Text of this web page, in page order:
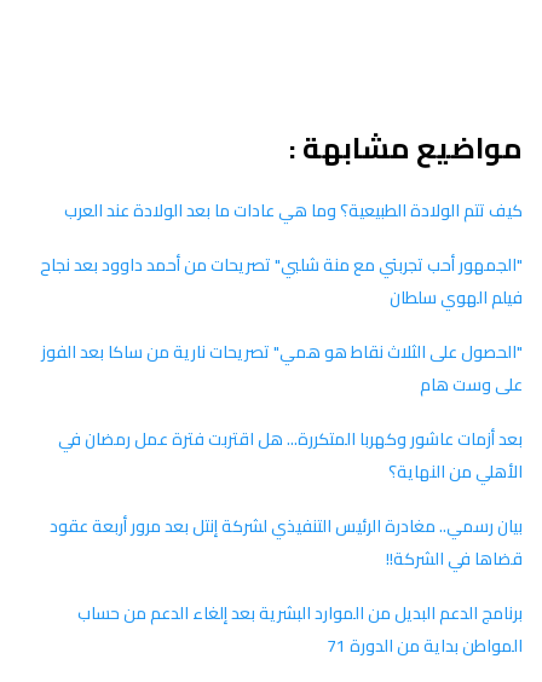
مواضيع مشابهة :
كيف تتم الولادة الطبيعية؟ وما هي عادات ما بعد الولادة عند العرب
"الجمهور أحب تجربتي مع منة شلبي" تصريحات من أحمد داوود بعد نجاح
فيلم الهوي سلطان
"الحصول على الثلاث نقاط هو همي" تصريحات نارية من ساكا بعد الفوز
على وست هام
بعد أزمات عاشور وكهربا المتكررة... هل اقتربت فترة عمل رمضان في
الأهلي من النهاية؟
بيان رسمي.. مغادرة الرئيس التنفيذي لشركة إنتل بعد مرور أربعة عقود
قضاها في الشركة!!
برنامج الدعم البديل من الموارد البشرية بعد إلغاء الدعم من حساب
المواطن بداية من الدورة 71